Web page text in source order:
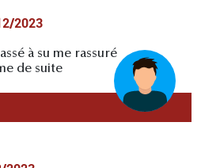
2023
à su me rassuré
de suite